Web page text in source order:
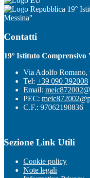
19°
Messina"
Contatti
19° Istituto
Via Adolfo Romano,
Tel: +39 090 392008
Email:
PEC:
C.F.: 97062190836
Sezione Link Utili
Cookie policy
Note legali